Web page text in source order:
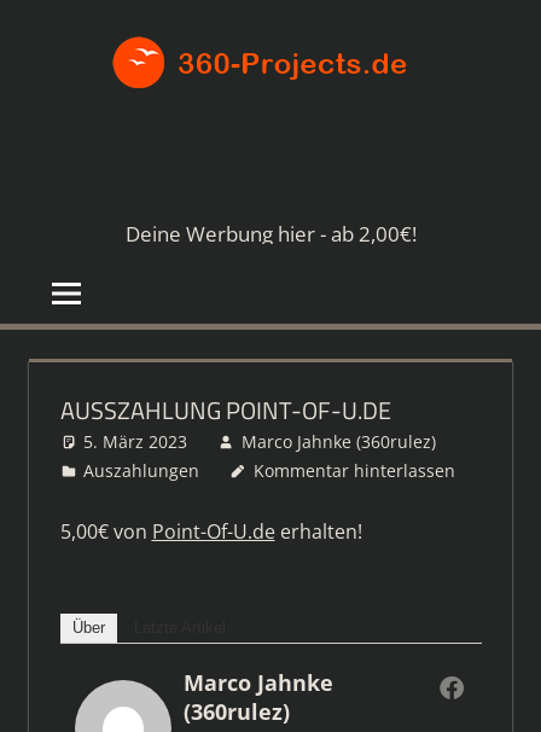
Deine Werbung hier - ab 2,00€!
AUSSZAHLUNG POINT-OF-U.DE
5. März 2023
Marco Jahnke (360rulez)
Auszahlungen
Kommentar hinterlassen
5,00€ von Point-Of-U.deerhalten!
Über
Marco Jahnke
(360rulez)